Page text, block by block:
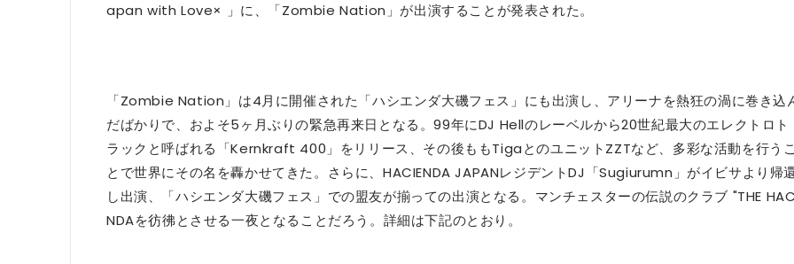
apan with Love× 」に、「Zombie Nation」が出演することが発表された。
「Zombie Nation」は4月に開催された「ハシエンダ大磯フェス」にも出演し、アリーナを熱狂の渦に巻き込
だばかりで、およそ5ヶ月ぶりの緊急再来日となる。99年にDJ Hellのレーベルから20世紀最大のエレクトロト
ラックと呼ばれる「Kernkraft 400」をリリース、その後ももTigaとのユニットZZTなど、多彩な活動を行うこ
とで世界にその名を轟かせてきた。さらに、HACIENDA JAPANレジデントDJ「Sugiurumn」がイビサより帰
し出演、「ハシエンダ大磯フェス」での盟友が揃っての出演となる。マンチェスターの伝説のクラブ "THE
NDAを彷彿とさせる一夜となることだろう。詳細は下記のとおり。
年最新】
2
ニュージ